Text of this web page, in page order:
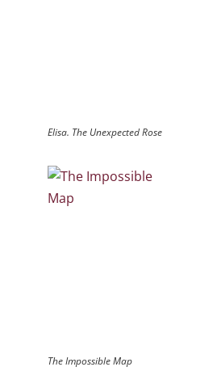
Elisa. The Unexpected Rose
The Impossible Map